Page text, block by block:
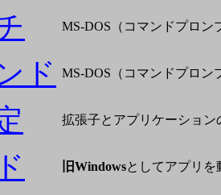
MS-DOS（コマンドプロン
ド MS-DOS（コマンドプロン
拡張子とアプリケーション
旧Windowsとしてアプリを